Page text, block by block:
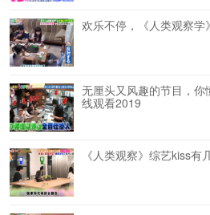
欢乐不停，《人类观察
无厘头又风趣的节目，
线观看2019
《人类观察》综艺kiss